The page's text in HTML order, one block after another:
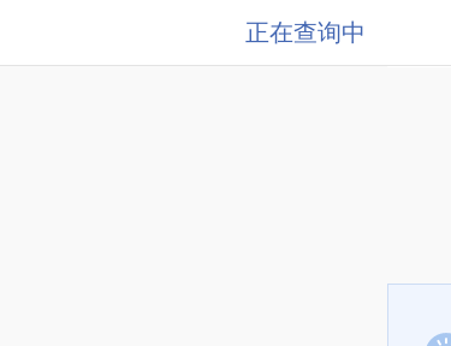
正在查询中